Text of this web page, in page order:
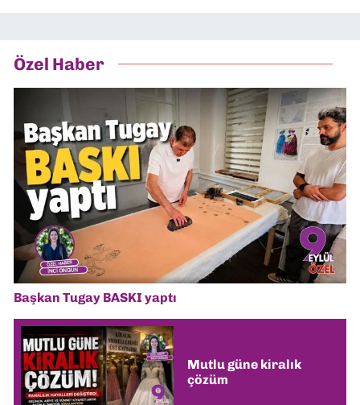
Özel Haber
Başkan Tugay BASKI yaptı
Mutlu güne kiralık
çözüm